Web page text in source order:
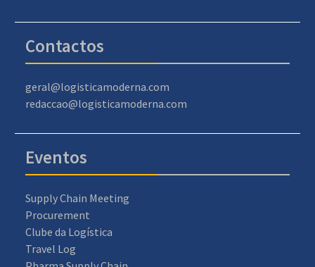
Contactos
geral@logisticamoderna.com
redaccao@logisticamoderna.com
Eventos
Supply Chain Meeting
Procurement
Clube da Logística
Travel Log